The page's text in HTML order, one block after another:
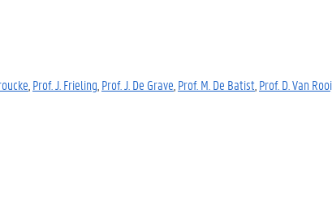
Prof. J. Frieling Prof. J. De Grave Prof. M. De Batist Prof. D. Van